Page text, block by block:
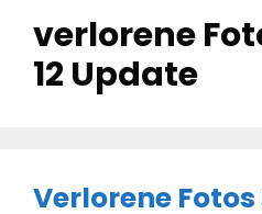
verlorene
12 Update
Verlorene Fotos